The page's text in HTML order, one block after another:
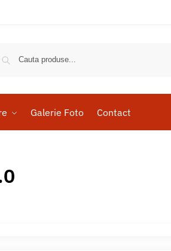
Galerie Foto Contact